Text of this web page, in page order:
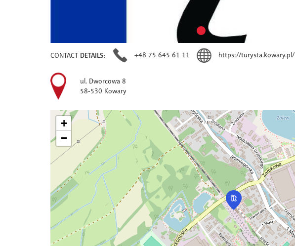
CONTACT DETAILS: +48 75 645 61 11 https://turysta.kowary.pl/
ul. Dworcowa 8
58-530 Kowary
+
−